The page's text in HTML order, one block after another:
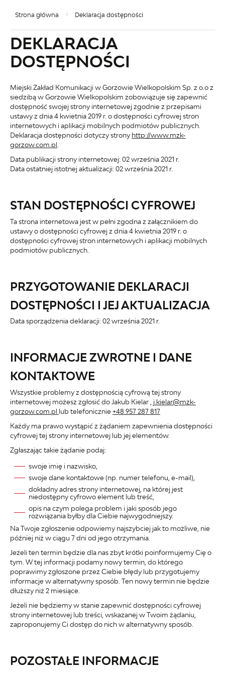
Strona główna Deklaracja dostępności
DEKLARACJA
DOSTĘPNOŚCI
Miejski Zakład Komunikacji w Gorzowie Wielkopolskim Sp. z o.o z
siedzibą w Gorzowie Wielkopolskim zobowiązuje się zapewnić
dostępność swojejstrony internetowejzgodnie z przepisami
ustawy z dnia 4 kwietnia 2019 r. o dostępności cyfrowej stron
internetowych i aplikacji mobilnych podmiotów publicznych.
Deklaracja dostępności dotyczy strony http://www.mzk-
gorzow.com.pl
Data publikacji strony internetowej:02 września 2021 r.
Data ostatniej istotnej aktualizacji:02 września 2021 r.
STAN DOSTĘPNOŚCI CYFROWEJ
Ta strona internetowa jest w pełni zgodna z załącznikiem do
ustawy o dostępności cyfrowej z dnia 4 kwietnia 2019 r. o
dostępności cyfrowej stron internetowych i aplikacji mobilnych
podmiotów publicznych.
PRZYGOTOWANIE DEKLARACJI
DOSTĘPNOŚCI I JEJ AKTUALIZACJA
Data sporządzenia deklaracji:02 września 2021 r.
INFORMACJE ZWROTNE I DANE
KONTAKTOWE
Wszystkie problemy z dostępnością cyfrową tej strony
internetowej możesz zgłosić doJakub Kielar
j.kielar@mzk-
gorzow.com.pl lub telefonicznie+48 957 287 817
Każdy ma prawo wystąpić z żądaniem zapewnienia dostępności
cyfrowej tej strony internetowej lub jej elementów.
Zgłaszając takie żądanie podaj:
swoje imię i nazwisko,
swoje dane kontaktowe (np. numer telefonu, e-mail),
dokładny adres strony internetowej, na której jest
niedostępny cyfrowo element lub treść,
opis na czym polega problem i jaki sposób jego
rozwiązania byłby dla Ciebie najwygodniejszy.
Na Twoje zgłoszenie odpowiemy najszybciej jak to możliwe, nie
później niż w ciągu 7 dni od jego otrzymania.
Jeżeli ten termin będzie dla nas zbyt krótki poinformujemy Cię o
tym. W tej informacji podamy nowy termin, do którego
poprawimy zgłoszone przez Ciebie błędy lub przygotujemy
informacje w alternatywny sposób. Ten nowy termin nie będzie
dłuższy niż 2 miesiące.
Jeżeli nie będziemy w stanie zapewnić dostępności cyfrowej
strony internetowej lub treści, wskazanej w Twoim żądaniu,
zaproponujemy Ci dostęp do nich w alternatywny sposób.
POZOSTAŁE INFORMACJE